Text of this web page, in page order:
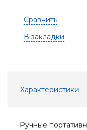
Сравнить
В закладки
Характеристики
Ручные